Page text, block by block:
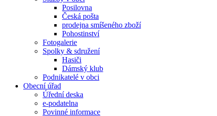
Posilovna
Česká pošta
prodejna smíšeného zboží
Pohostinství
Fotogalerie
Spolky & sdružení
Hasiči
Dámský klub
Podnikatelé v obci
Obecní úřad
Úřední deska
e-podatelna
Povinné informace